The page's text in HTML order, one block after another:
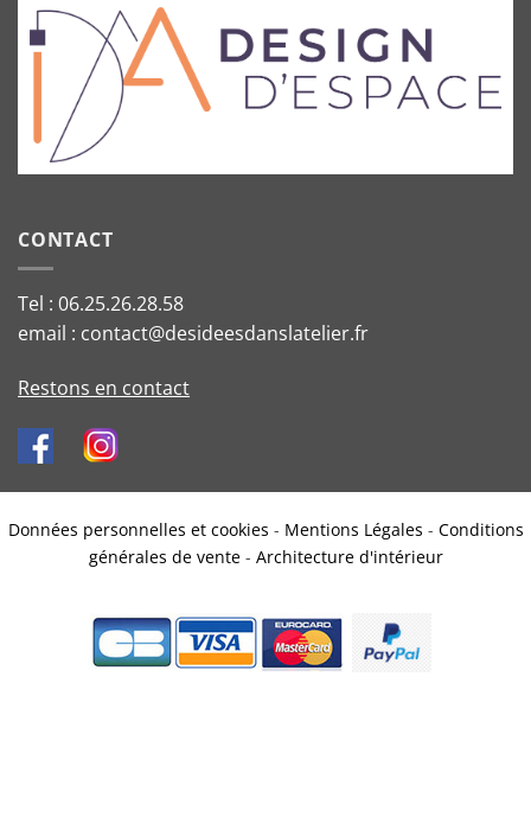
CONTACT
Tel : 06.25.26.28.58
email : contact@desideesdanslatelier.fr
Restons en contact
Données personnelles et cookies - Mentions Légales - Conditions
générales de vente- Architecture d'intérieur